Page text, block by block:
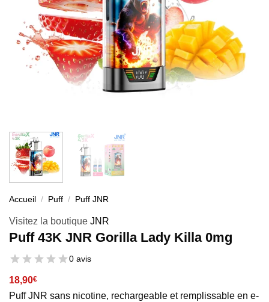
Accueil / Puff / Puff JNR
Visitez la boutique JNR
Puff 43K JNR Gorilla Lady Killa 0mg
0 avis
18,90€
Puff JNR sans nicotine, rechargeable et remplissable en e-